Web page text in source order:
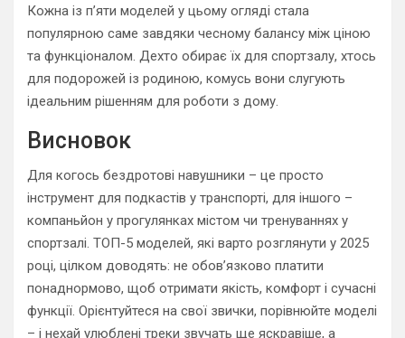
Кожна із п’яти моделей у цьому огляді стала
популярною саме завдяки чесному балансу між ціною
та функціоналом. Дехто обирає їх для спортзалу, хтось
для подорожей із родиною, комусь вони слугують
ідеальним рішенням для роботи з дому.
Висновок
Для когось бездротові навушники – це просто
інструмент для подкастів у транспорті, для іншого –
компаньйон у прогулянках містом чи тренуваннях у
спортзалі. ТОП-5 моделей, які варто розглянути у 2025
році, цілком доводять: не обов’язково платити
понаднормово, щоб отримати якість, комфорт і сучасні
функції. Орієнтуйтеся на свої звички, порівнюйте моделі
– і нехай улюблені треки звучать ще яскравіше, а